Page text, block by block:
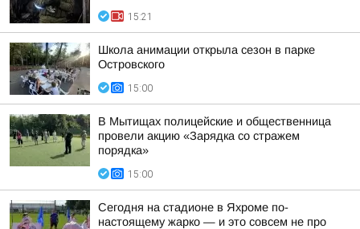
15:21
Школа анимации открыла сезон в парке
Островского
15:00
В Мытищах полицейские и общественница
провели акцию «Зарядка со стражем
порядка»
15:00
Сегодня на стадионе в Яхроме по-
настоящему жарко — и это совсем не про